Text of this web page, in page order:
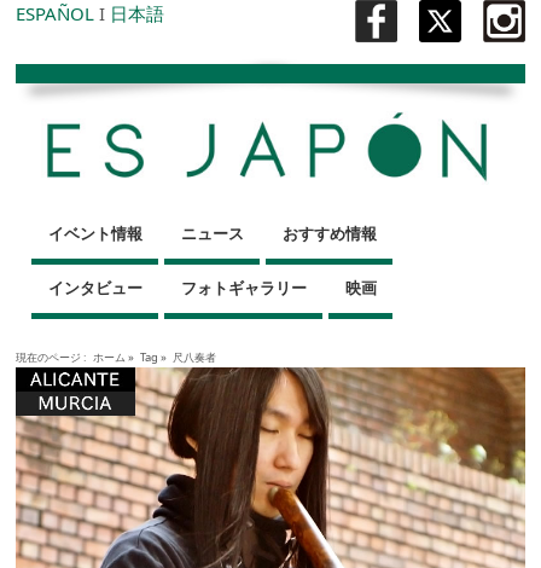
ESPAÑOL I 日本語
イベント情報 ニュース おすすめ情報
インタビュー フォトギャラリー 映画
現在のページ : ホーム » Tag » 尺八奏者